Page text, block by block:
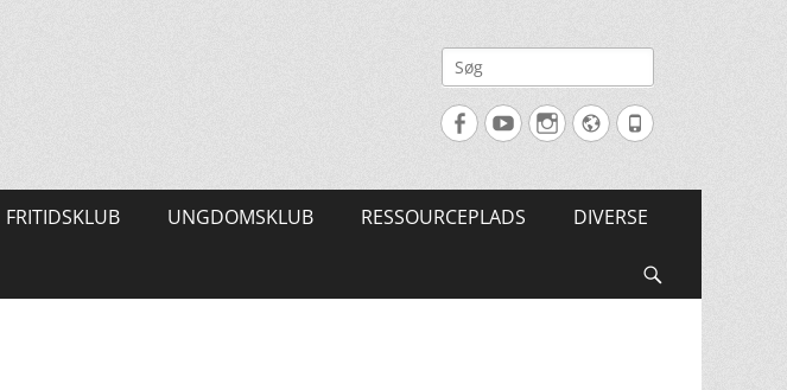
Søg
efter:
FacebookYouTubeInstagram
Website
Tlf.
FRITIDSKLUB UNGDOMSKLUB RESSOURCEPLADS DIVERSE